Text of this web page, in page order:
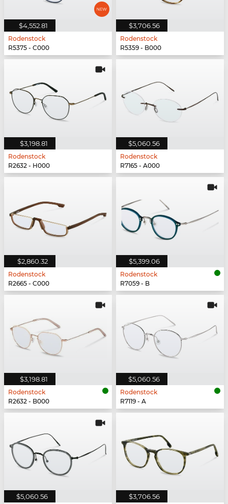
$4,552.81
Rodenstock
R5375 - C000
$3,706.56
Rodenstock
R5359 - B000
$3,198.81
Rodenstock
R2632 - H000
$5,060.56
Rodenstock
R7165 - A000
$2,860.32
Rodenstock
R2665 - C000
$5,399.06
Rodenstock
R7059 - B
$3,198.81
Rodenstock
R2632 - B000
$5,060.56
Rodenstock
R7119 - A
$5,060.56 $3,706.56